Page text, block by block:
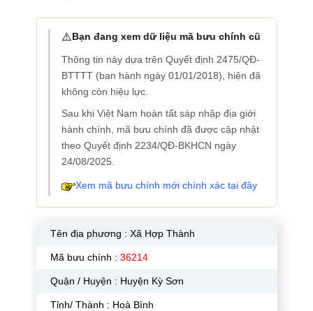
⚠️Bạn đang xem dữ liệu mã bưu chính cũ
Thông tin này dựa trên Quyết định 2475/QĐ-
BTTTT (ban hành ngày 01/01/2018), hiện đã
không còn hiệu lực.
Sau khi Việt Nam hoàn tất sáp nhập địa giới
hành chính, mã bưu chính đã được cập nhật
theo Quyết định 2234/QĐ-BKHCN ngày
24/08/2025.
Xem mã bưu chính mới chính xác tại đây
Tên địa phương : Xã Hợp Thành
Mã bưu chính : 36214
Quận / Huyện : Huyện Kỳ Sơn
Tỉnh/ Thành : Hoà Bình